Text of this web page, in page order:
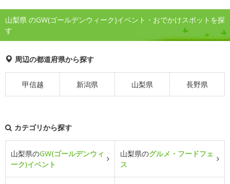
山梨県 のGW(ゴールデンウィーク)イベント・おでかけスポットを探
す
周辺の都道府県から探す
甲信越 新潟県 山梨県 長野県
カテゴリから探す
山梨県のGW(ゴールデンウィ
ーク)イベント
山梨県のグルメ・フードフェ
ス